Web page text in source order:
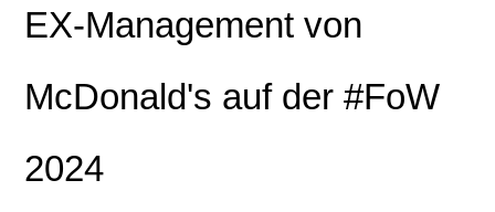
EX-Management von
McDonald's auf der #FoW
2024